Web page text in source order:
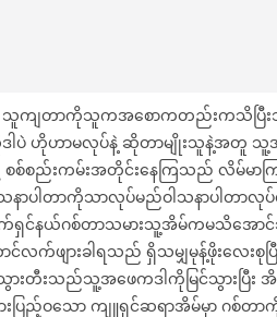
ကျတာကိုသူကအစောကတည်းကသိပြီး
ဒါပဲ ဟိုဟာမလုပ်နဲ့ ဆိုတာမျိုးသူနဲ့အတူ
ည်းကမ်းအတိုင်းနေကြသည် လိမ်မာကြ
ပါတာကိုသာလုပ်မည်ဝါသနာပါတာလု
က်ရှင်နယ်ဂစ်တာသမားသူ့အိမ်ကမသိအေ
လက်ဖျားခါရသည် ရှိသမျှမုန့်ဖိုးလေး
းတီးသည်သူ့အဖေကဒါကိုမြင်သွားပြီး အိမ်ရ
းပြည့်ဝသော ကျူရှင်ဆရာအိမ်မှာ ဂစ်တ